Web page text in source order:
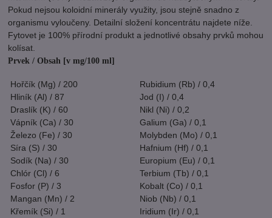
Pokud nejsou koloidní minerály využity, jsou stejně snadno z
organismu vyloučeny. Detailní složení koncentrátu najdete níže.
Fytovet je 100% přírodní produkt a jednotlivé obsahy prvků mohou
kolísat.
Prvek / Obsah [v mg/100 ml]
Hořčík (Mg) / 200
Hliník (Al) / 87
Draslík (K) / 60
Vápník (Ca) / 30
Železo (Fe) / 30
Síra (S) / 30
Sodík (Na) / 30
Chlór (Cl) / 6
Fosfor (P) / 3
Mangan (Mn) / 2
Křemík (Si) / 1
Rubidium (Rb) / 0,4
Jod (I) / 0,4
Nikl (Ni) / 0,2
Galium (Ga) / 0,1
Molybden (Mo) / 0,1
Hafnium (Hf) / 0,1
Europium (Eu) / 0,1
Terbium (Tb) / 0,1
Kobalt (Co) / 0,1
Niob (Nb) / 0,1
Iridium (Ir) / 0,1